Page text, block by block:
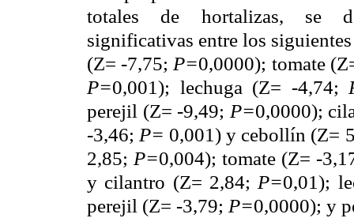
totales de hortalizas, se
significativas entre los
(Z= -7,75; P=0,0000); tomate
P=0,001); lechuga (Z= -4,74;
perejil (Z= -9,49; P=0,0000);
-3,46; P= 0,001) y cebollín (Z=
2,85; P=0,004); tomate (Z= -
y cilantro (Z= 2,84; P=0,01);
perejil (Z= -3,79; P=0,0000); y